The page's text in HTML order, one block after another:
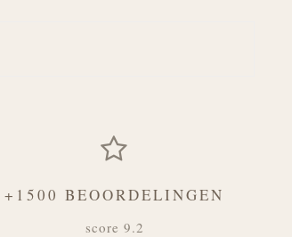
+1500 BEOORDELINGEN
score 9.2